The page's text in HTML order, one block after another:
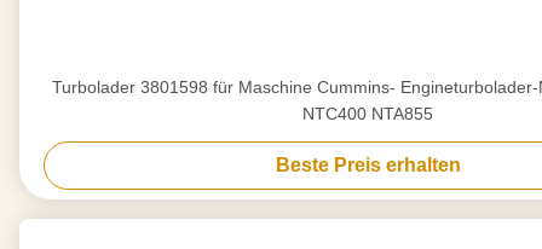
Turbolader 3801598 für Maschine Cummins-
NTC400 NTA855
Beste Preis erhalten